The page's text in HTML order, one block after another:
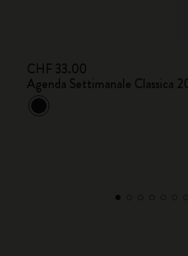
CHF 33.00
Agenda Settimanale Classica